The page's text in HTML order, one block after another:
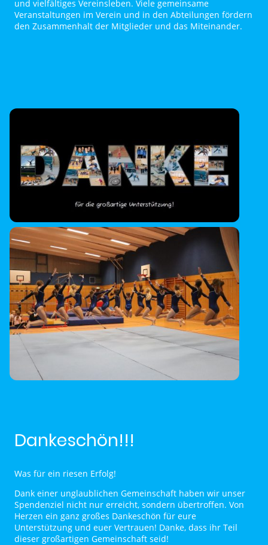
und vielfältiges Vereinsleben. Viele gemeinsame
Veranstaltungen im Verein und in den Abteilungen fördern
den Zusammenhalt der Mitglieder und das Miteinander.
Dankeschön!!!
Was für ein riesen Erfolg!
Dank einer unglaublichen Gemeinschaft haben wir unser
Spendenziel nicht nur erreicht, sondern übertroffen. Von
Herzen ein ganz großes Dankeschön für eure
Unterstützung und euer Vertrauen! Danke, dass ihr Teil
dieser großartigen Gemeinschaft seid!